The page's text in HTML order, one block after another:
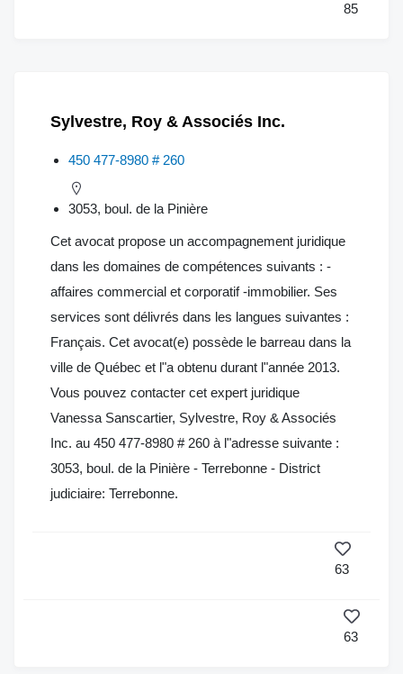
85
Sylvestre, Roy & Associés Inc.
450 477-8980 # 260
3053, boul. de la Pinière
Cet avocat propose un accompagnement juridique
dans les domaines de compétences suivants : -
affaires commercial et corporatif -immobilier. Ses
services sont délivrés dans les langues suivantes :
Français. Cet avocat(e) possède le barreau dans la
ville de Québec et l"a obtenu durant l"année 2013.
Vous pouvez contacter cet expert juridique
Vanessa Sanscartier, Sylvestre, Roy & Associés
Inc. au 450 477-8980 # 260 à l"adresse suivante :
3053, boul. de la Pinière - Terrebonne - District
judiciaire: Terrebonne.
63
63